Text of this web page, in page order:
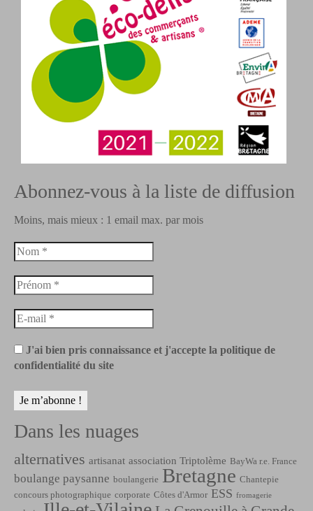
Abonnez-vous à la liste de diffusion
Moins, mais mieux : 1 email max. par mois
J'ai bien pris connaissance et j'accepte la politique de
confidentialité du site
Dans les nuages
alternatives artisanat association Triptolème BayWa r.e. France
boulange paysanne boulangerie Bretagne Chantepie
concours photographique corporate Côtes d'Armor ESS fromagerie